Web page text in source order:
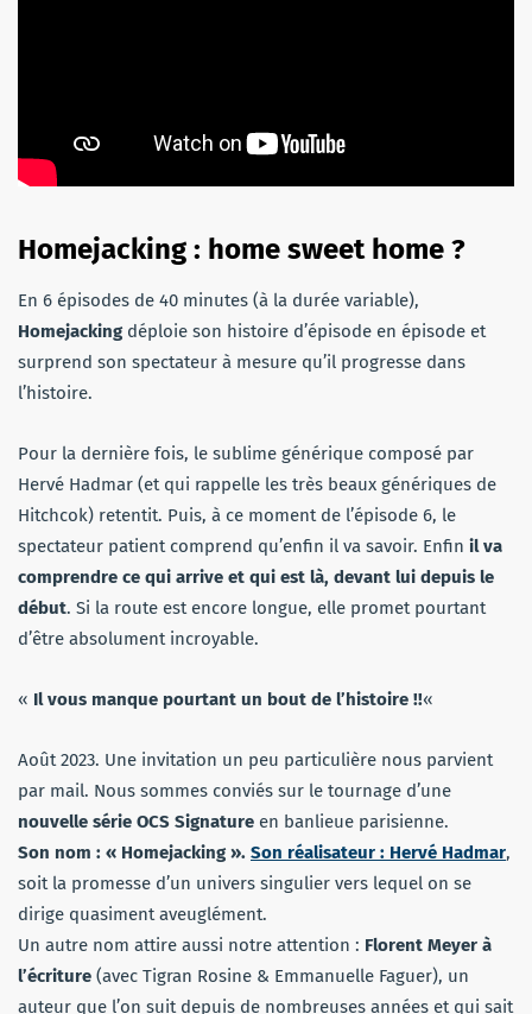
Homejacking : home sweet home ?
En 6 épisodes de 40 minutes (à la durée variable),
Homejackingdéploie son histoire d’épisode en épisode et
surprend son spectateur à mesure qu’il progresse dans
l’histoire.
Pour la dernière fois, le sublime générique composé par
Hervé Hadmar (et qui rappelle les très beaux génériques de
Hitchcok) retentit. Puis, à ce moment de l’épisode 6, le
spectateur patient comprend qu’enfin il va savoir. Enfin il va
comprendre ce qui arrive et qui est là, devant lui depuis le
début. Si la route est encore longue, elle promet pourtant
d’être absolument incroyable.
« Il vous manque pourtant un bout de l’histoire !!«
Août 2023. Une invitation un peu particulière nous parvient
par mail. Nous sommes conviés sur le tournage d’une
nouvelle série OCS Signature en banlieue parisienne.
Son nom : « Homejacking ». Son réalisateur : Hervé Hadmar,
soit la promesse d’un univers singulier vers lequel on se
dirige quasiment aveuglément.
Un autre nom attire aussi notre attention : Florent Meyer à
l’écriture (avec Tigran Rosine & Emmanuelle Faguer), un
auteur que l’on suit depuis de nombreuses années et qui sait